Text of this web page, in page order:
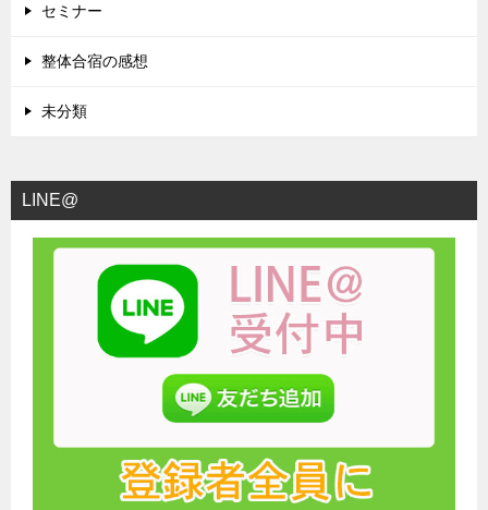
セミナー
整体合宿の感想
未分類
LINE@